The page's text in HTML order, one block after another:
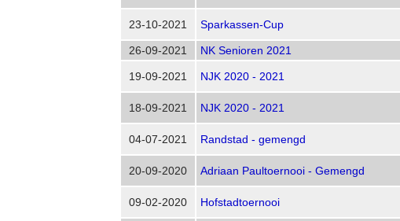
23-10-2021 Sparkassen-Cup
26-09-2021 NK Senioren 2021
19-09-2021 NJK 2020 - 2021
18-09-2021 NJK 2020 - 2021
04-07-2021 Randstad - gemengd
20-09-2020 Adriaan Paultoernooi - Gemengd
09-02-2020 Hofstadtoernooi